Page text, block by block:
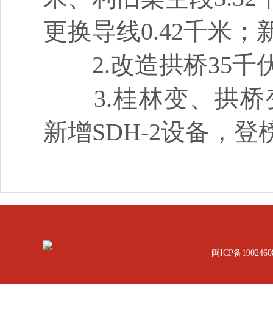
更换导线0.42千米；
2.改造拱桥35千伏
3.桂林变、拱桥
新增SDH-2设备，登
闽ICP备